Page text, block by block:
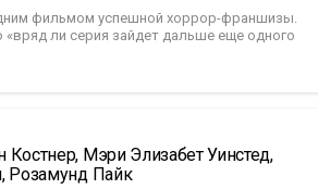
фильмом успешной хоррор-франшизы.
ли серия зайдет дальше еще одного
Мэри Элизабет Уинстед,
Розамунд Пайк